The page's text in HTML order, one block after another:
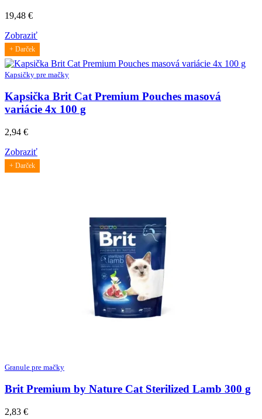
19,48 €
Zobraziť
+ Darček
Kapsičky pre mačky
Kapsička Brit Cat Premium Pouches masová
variácie 4x 100 g
2,94 €
Zobraziť
+ Darček
Granule pre mačky
Brit Premium by Nature Cat Sterilized Lamb 300 g
2,83 €